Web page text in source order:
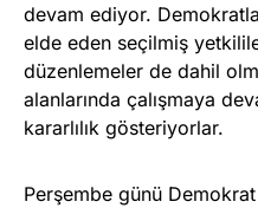
devam ediyor.
elde eden seçilmiş
düzenlemeler de dahil
alanlarında çalışmaya
kararlılık gösteriyorlar.
Perşembe günü